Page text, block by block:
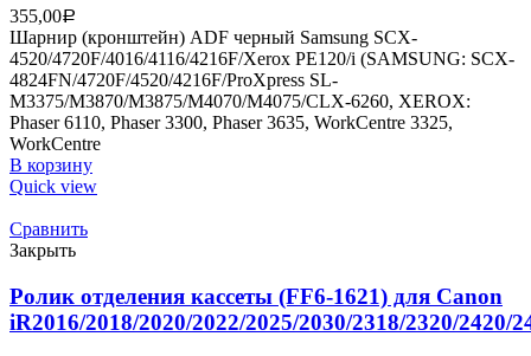
355,00Р
Шарнир (кронштейн) ADF черный Samsung SCX-
4520/4720F/4016/4116/4216F/Xerox PE120/i (SAMSUNG: SCX-
4824FN/4720F/4520/4216F/ProXpress SL-
M3375/M3870/M3875/M4070/M4075/CLX-6260, XEROX:
Phaser 6110, Phaser 3300, Phaser 3635, WorkCentre 3325,
WorkCentre
В корзину
Quick view
Сравнить
Закрыть
Ролик отделения кассеты (FF6-1621) для Canon
iR2016/2018/2020/2022/2025/2030/2318/2320/2420/